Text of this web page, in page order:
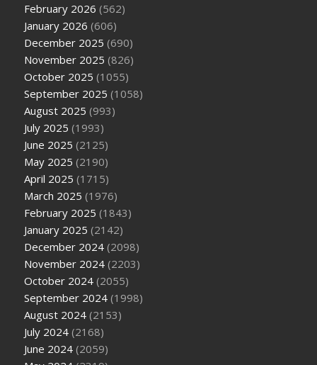
February 2026 (562)
January 2026 (606)
December 2025 (690)
November 2025 (826)
October 2025 (1055)
September 2025 (1058)
August 2025 (993)
July 2025 (1993)
June 2025 (2125)
May 2025 (2190)
April 2025 (1715)
March 2025 (1976)
February 2025 (1843)
January 2025 (2142)
December 2024 (2098)
November 2024 (2203)
October 2024 (2055)
September 2024 (1998)
August 2024 (2153)
July 2024 (2168)
June 2024 (2059)